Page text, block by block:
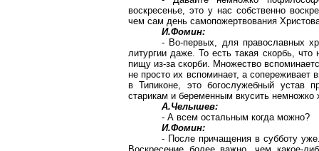
воскресенье, это у нас собственно
чем сам день самопожертвования
И.Фомин:
- Во-первых, для православных
литургии даже. То есть такая скорбь,
пищу из-за скорби. Множество
не просто их вспоминает, а
в Типиконе, это богослужебный устав
старикам и беременным вкусить
А.Челышев:
- А всем остальным когда можно?
И.Фомин:
- После причащения в субботу